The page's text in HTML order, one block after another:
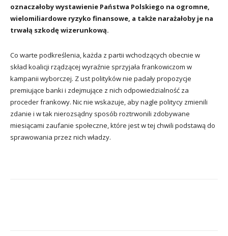
oznaczałoby wystawienie Państwa Polskiego na ogromne,
wielomiliardowe ryzyko finansowe, a także narażałoby je na
trwałą szkodę wizerunkową.
Co warte podkreślenia, każda z partii wchodzących obecnie w
skład koalicji rządzącej wyraźnie sprzyjała frankowiczom w
kampanii wyborczej. Z ust polityków nie padały propozycje
premiujące banki i zdejmujące z nich odpowiedzialność za
proceder frankowy. Nic nie wskazuje, aby nagle politycy zmienili
zdanie i w tak nierozsądny sposób roztrwonili zdobywane
miesiącami zaufanie społeczne, które jest w tej chwili podstawą do
sprawowania przez nich władzy.